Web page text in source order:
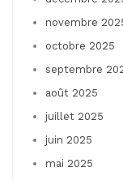
novembre
octobre 2025
septembre
août 2025
juillet 2025
juin 2025
mai 2025